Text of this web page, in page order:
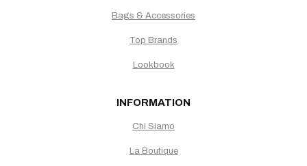
Bags & Accessories
Top Brands
Lookbook
INFORMATION
Chi Siamo
La Boutique